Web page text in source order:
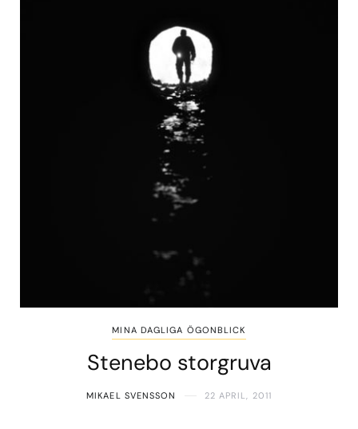
MINA DAGLIGA ÖGONBLICK
Stenebo storgruva
MIKAEL SVENSSON 22 APRIL, 2011